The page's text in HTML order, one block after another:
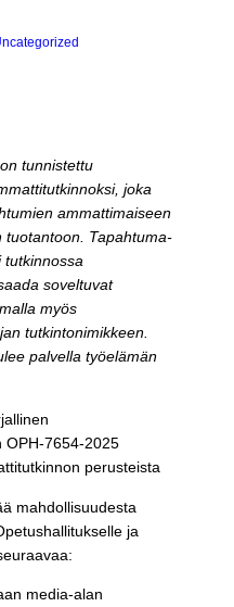
tunnistettu
joka
ammattimaiseen
tuotantoon. Tapahtuma-
tutkinnossa
soveltuvat
myös
tutkintonimikkeen.
palvella työelämän
OPH-7654-2025
perusteista
mahdollisuudesta
ja
media-­alan